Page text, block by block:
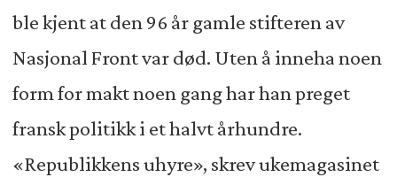
ble kjent at den 96 år gamle stifteren av
Nasjonal Front var død. Uten å inneha noen
form for makt noen gang har han preget
fransk politikk i et halvt århundre.
«Republikkens uhyre», skrev ukemagasinet